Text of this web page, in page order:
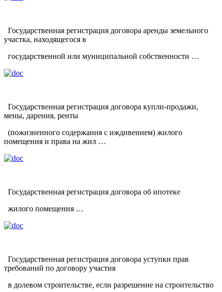
Государственная регистрация договора аренды земельного
участка, находящегося в
государственной или муниципальной собственности …
Государственная регистрация договора купли-продажи,
мены, дарения, ренты
(пожизненного содержания с иждивением) жилого
помещения и права на жил …
Государственная регистрация договора об ипотеке
жилого помещения …
Государственная регистрация договора уступки прав
требований по договору участия
в долевом строительстве, если разрешение на строительство